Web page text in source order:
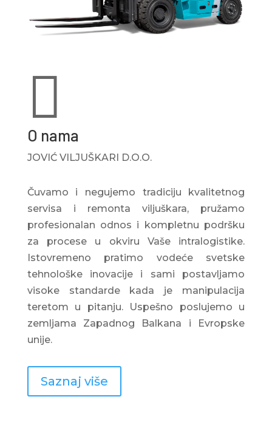

O nama
JOVIĆ VILJUŠKARI D.O.O.
Čuvamo i negujemo tradiciju kvalitetnog
servisa i remonta viljuškara, pružamo
profesionalan odnos i kompletnu podršku
za procese u okviru Vaše intralogistike.
Istovremeno pratimo vodeće svetske
tehnološke inovacije i sami postavljamo
visoke standarde kada je manipulacija
teretom u pitanju. Uspešno poslujemo u
zemljama Zapadnog Balkana i Evropske
unije.
Saznaj više